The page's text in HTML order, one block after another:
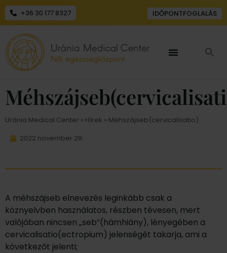
+36 30 177 8327 IDŐPONTFOGLALÁS
Uránia Medical Center » Hírek » Méhszájseb(cervicalisatio)
2022 november 29.
A méhszájseb elnevezés leginkább csak a
köznyelvben használatos, részben tévesen, mert
valójában nincsen „seb”(hámhiány), lényegében a
cervicalisatio(ectropium) jelenségét takarja, ami a
következőt jelenti;